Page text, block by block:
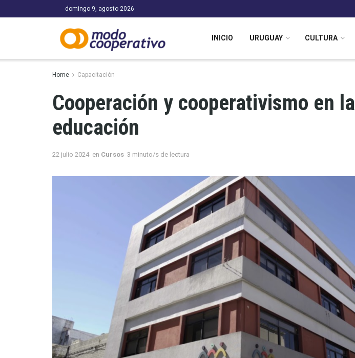
domingo 9, agosto 2026
INICIO URUGUAY CULTURA
Home Capacitación
Cooperación y cooperativismo en la
educación
22 julio 2024 en Cursos 3 minuto/s de lectura